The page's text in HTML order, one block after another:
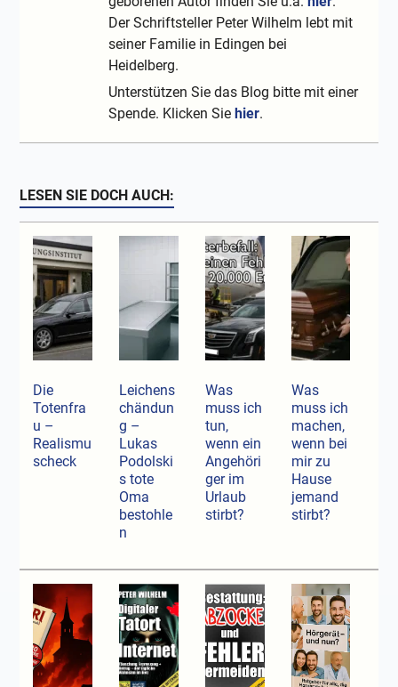
Der Schriftsteller Peter Wilhelm lebt mit
seiner Familie in Edingen bei
Heidelberg.
Unterstützen Sie das Blog bitte mit einer
Spende. Klicken Siehier.
LESEN SIE DOCH AUCH:
Die
Totenfra
u –
Realismu
scheck
Leichens
chändun
g –
Lukas
Podolski
s tote
Oma
bestohle
n
Was
muss ich
tun,
wenn ein
Angehöri
ger im
Urlaub
stirbt?
Was
muss ich
machen,
wenn bei
mir zu
Hause
jemand
stirbt?